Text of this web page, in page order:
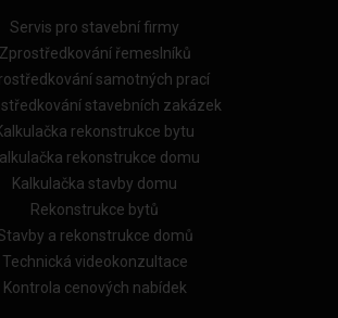
Servis pro stavební firmy
Zprostředkování řemeslníků
samotných prací
stavebních zakázek
rekonstrukce bytu
rekonstrukce domu
Kalkulačka stavby domu
Rekonstrukce bytů
a rekonstrukce domů
Technická videokonzultace
Kontrola cenových nabídek